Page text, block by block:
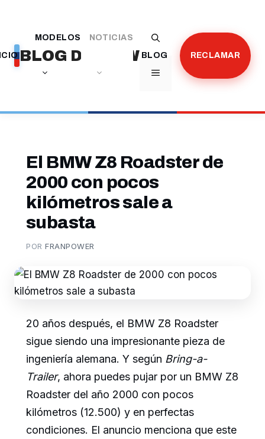
contenido
BLOG DE BMW
MENÚ
MODELOS
NOTICIAS
BLOG
RECLAMAR
El BMW Z8 Roadster de
2000 con pocos
kilómetros sale a
subasta
PORFRANPOWER
20 años después, el BMW Z8 Roadster
sigue siendo una impresionante pieza de
ingeniería alemana. Y según Bring-a-
Trailer, ahora puedes pujar por un BMW Z8
Roadster del año 2000 con pocos
kilómetros (12.500) y en perfectas
condiciones. El anuncio menciona que este